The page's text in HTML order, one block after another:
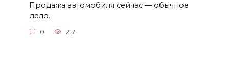
Продажа автомобиля сейчас — обычное
дело.
0 217